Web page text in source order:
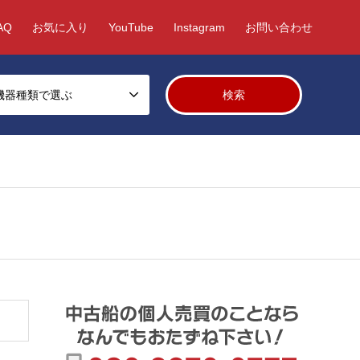
お気に入り YouTube Instagram お問い合わせ
器種類で選ぶ